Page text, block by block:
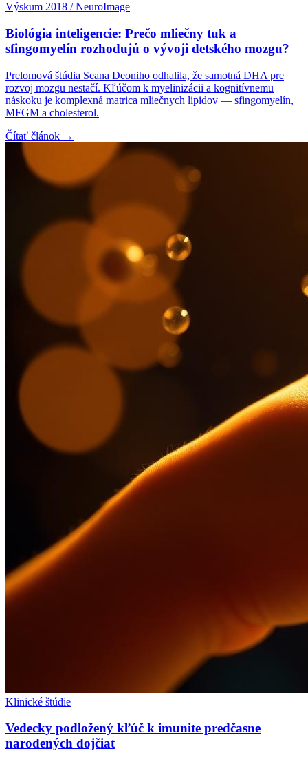
Výskum 2018 / NeuroImage
Biológia inteligencie: Prečo mliečny tuk a
sfingomyelín rozhodujú o vývoji detského mozgu?
Prelomová štúdia Seana Deoniho odhalila, že samotná DHA pre
rozvoj mozgu nestačí. Kľúčom k myelinizácii a kognitívnemu
náskoku je komplexná matrica mliečnych lipidov — sfingomyelín,
MFGM a cholesterol.
Čítať článok →
Klinické štúdie
Vedecky podložený kľúč k imunite predčasne
narodených dojčiat